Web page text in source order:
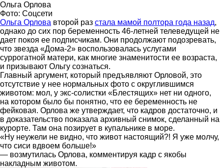
Ольга Орлова
Фото: Соцсети
Ольга Орлова второй раз стала мамой полтора года назад,
однако до сих пор беременность 46-летней телеведущей не
дает покоя ее подписчикам. Они продолжают подозревать,
что звезда «Дома-2» воспользовалась услугами
суррогатной матери, как многие знаменитости ее возраста,
и призывают Ольгу сознаться.
Главный аргумент, который предъявляют Орловой, это
отсутствие у нее нормальных фото с округлившимся
животом: мол, у экс-солистки «Блестящих» нет ни одного,
на котором было бы понятно, что ее беременность не
фейковая. Орлова же утверждает, что кадров достаточно, и
в доказательство показала архивный снимок, сделанный на
курорте. Там она позирует в купальнике в море.
«Ну неужели не видно, что живот настоящий?! Я уже молчу,
что сиси вдвоем больше!»
— возмутилась Орлова, комментируя кадр с якобы
накладным животом.